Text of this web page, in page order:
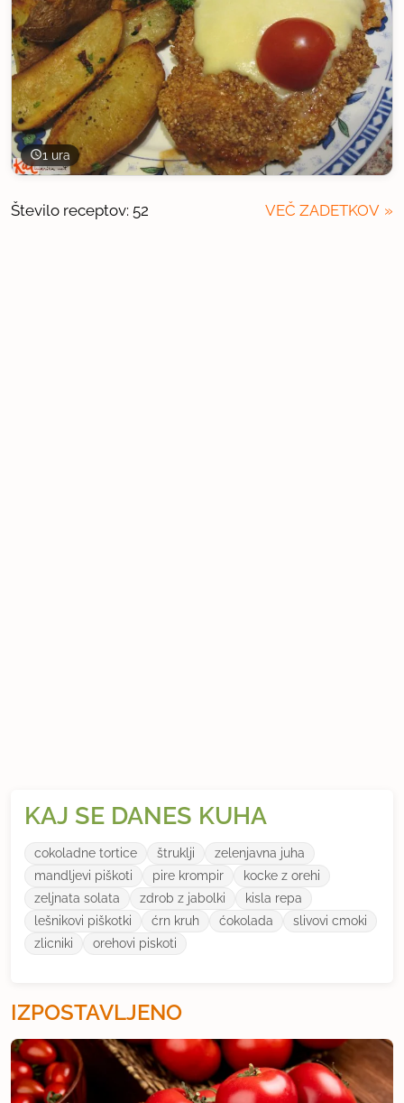
1 ura
Število receptov: 52 VEČ ZADETKOV
KAJ SE DANES KUHA
cokoladne tortice štruklji
zelenjavna juha
mandljevi piškoti
pire krompir
kocke z orehi
zeljnata solata
zdrob z jabolki
kisla repa
lešnikovi piškotki
ćrn kruh ćokolada
slivovi cmoki
zlicniki
orehovi piskoti
IZPOSTAVLJENO